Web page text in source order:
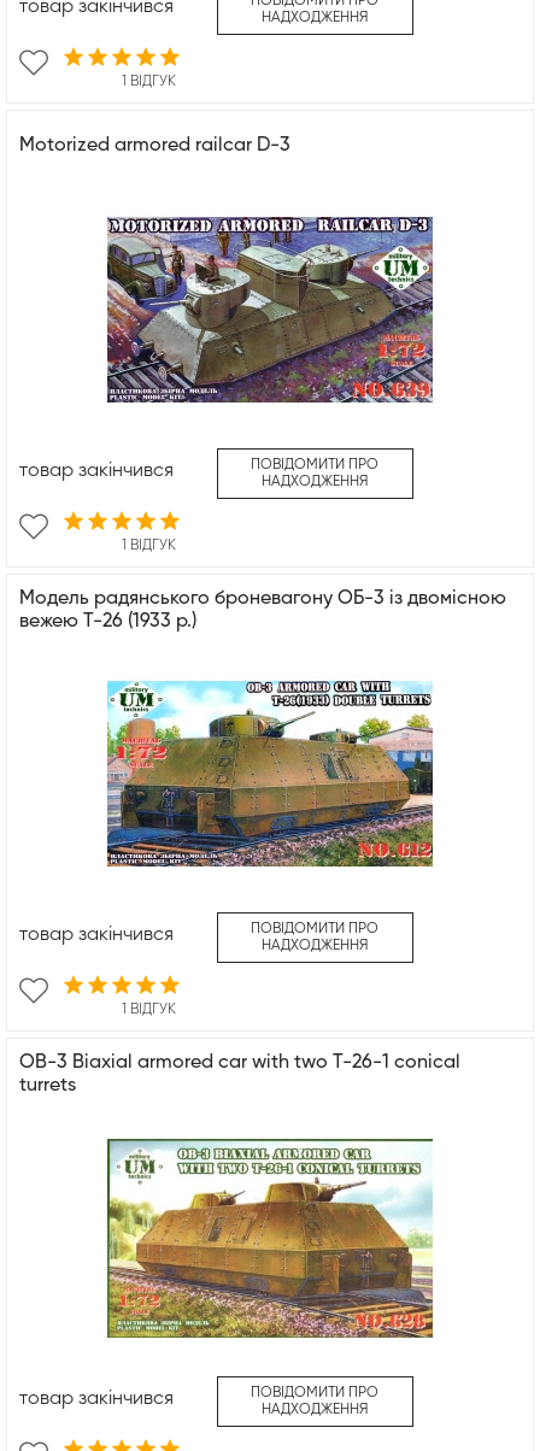
1 ВІДГУК
товар закінчився
НАДХОДЖЕННЯ
Motorized armored railcar D-3
1 ВІДГУК
товар закінчився
ПОВІДОМИТИ ПРО
НАДХОДЖЕННЯ
Mодель радянського броневагону ОБ-3 із двомісною
вежею Т-26 (1933 р.)
1 ВІДГУК
товар закінчився
ПОВІДОМИТИ ПРО
НАДХОДЖЕННЯ
OB-3 Biaxial armored car with two T-26-1 conical
turrets
товар закінчився
ПОВІДОМИТИ ПРО
НАДХОДЖЕННЯ